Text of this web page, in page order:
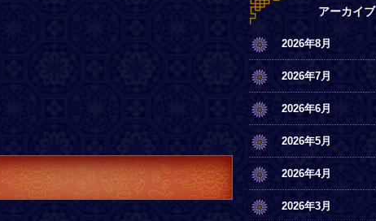
アーカイブ
2026年8月
2026年7月
2026年6月
2026年5月
2026年4月
2026年3月